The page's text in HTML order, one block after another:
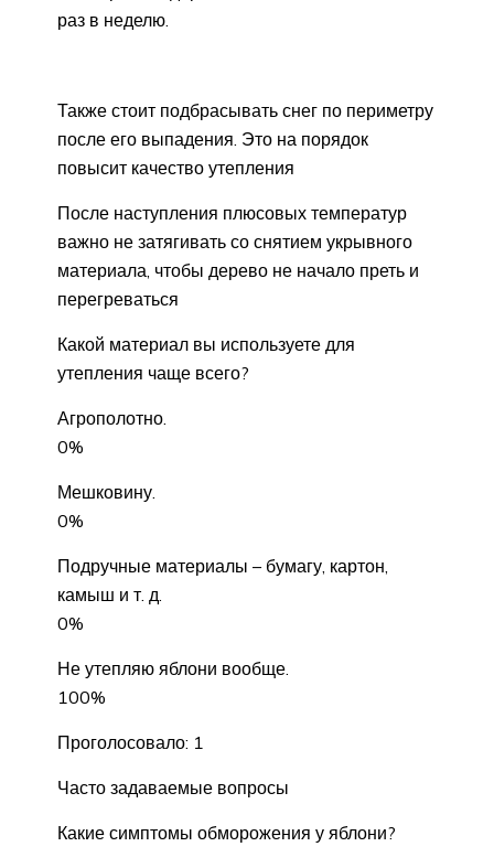
раз в неделю.
Также стоит подбрасывать снег по периметру
после его выпадения. Это на порядок
повысит качество утепления
После наступления плюсовых температур
важно не затягивать со снятием укрывного
материала, чтобы дерево не начало преть и
перегреваться
Какой материал вы используете для
утепления чаще всего?
Агрополотно.
0%
Мешковину.
0%
Подручные материалы – бумагу, картон,
камыш и т. д.
0%
Не утепляю яблони вообще.
100%
Проголосовало: 1
Часто задаваемые вопросы
Какие симптомы обморожения у яблони?